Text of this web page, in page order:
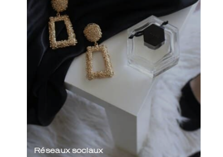
Réseaux sociaux